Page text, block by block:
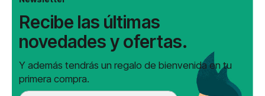
Recibe las últimas
novedades y ofertas.
Y además tendrás un regalo de bienvenida en tu
primera compra.